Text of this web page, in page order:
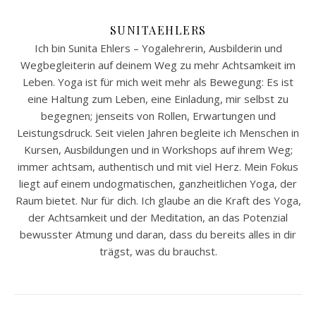
SUNITAEHLERS
Ich bin Sunita Ehlers – Yogalehrerin, Ausbilderin und
Wegbegleiterin auf deinem Weg zu mehr Achtsamkeit im
Leben. Yoga ist für mich weit mehr als Bewegung: Es ist
eine Haltung zum Leben, eine Einladung, mir selbst zu
begegnen; jenseits von Rollen, Erwartungen und
Leistungsdruck. Seit vielen Jahren begleite ich Menschen in
Kursen, Ausbildungen und in Workshops auf ihrem Weg;
immer achtsam, authentisch und mit viel Herz. Mein Fokus
liegt auf einem undogmatischen, ganzheitlichen Yoga, der
Raum bietet. Nur für dich. Ich glaube an die Kraft des Yoga,
der Achtsamkeit und der Meditation, an das Potenzial
bewusster Atmung und daran, dass du bereits alles in dir
trägst, was du brauchst.